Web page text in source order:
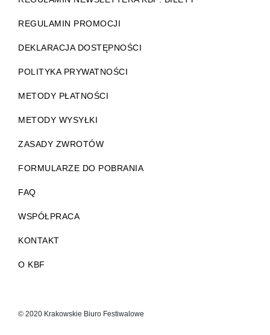
REGULAMIN PROMOCJI
DEKLARACJA DOSTĘPNOŚCI
POLITYKA PRYWATNOŚCI
METODY PŁATNOŚCI
METODY WYSYŁKI
ZASADY ZWROTÓW
FORMULARZE DO POBRANIA
FAQ
WSPÓŁPRACA
KONTAKT
O KBF
© 2020 Krakowskie Biuro Festiwalowe